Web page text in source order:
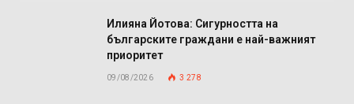
Илияна Йотова: Сигурността на
българските граждани е най-важният
приоритет
09/08/2026 3 278